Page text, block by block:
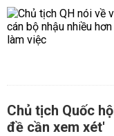
Chủ tịch Quốc
đề cần xem xét'